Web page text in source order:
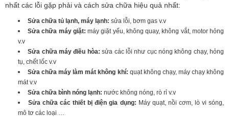
nhất các lỗi gặp phải và cách sửa chữa hiệu quả nhất:
Sửa chữa tủ lạnh, máy lạnh: sửa lỗi, bơm gas v.v
Sửa chữa máy giặt:máy giặt yếu, không quay, không vắt, motor hỏng
v.v
Sửa chữa máy điều hòa: sửa các lỗi như cục nóng không chạy, hỏng
tụ, chết lốc v.v
Sửa chữa máy làm mát không khí: quạt không chạy, máy chạy không
mát v.v
Sửa chữa bình nóng lạnh: nước không nóng, rò rỉ v.v
Sửa chữa các thiết bị điện gia dụng: Máy quạt, nồi cơm, lò vi sóng,
mô tơ các loại …